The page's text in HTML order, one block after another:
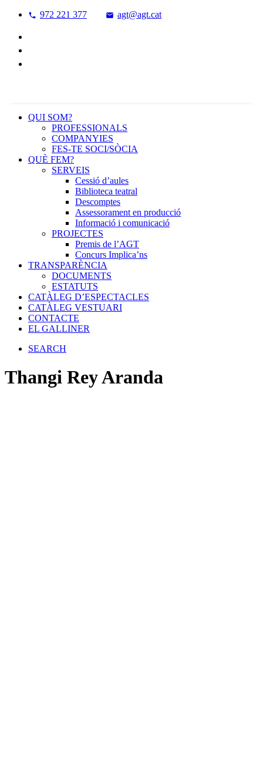
972 221 377 agt@agt.cat
QUI SOM?
PROFESSIONALS
COMPANYIES
FES-TE SOCI/SÒCIA
QUÈ FEM?
SERVEIS
Cessió d’aules
Biblioteca teatral
Descomptes
Assessorament en producció
Informació i comunicació
PROJECTES
Premis de l’AGT
Concurs Implica’ns
TRANSPARÈNCIA
DOCUMENTS
ESTATUTS
CATÀLEG D’ESPECTACLES
CATÀLEG VESTUARI
CONTACTE
EL GALLINER
SEARCH
Thangi Rey Aranda